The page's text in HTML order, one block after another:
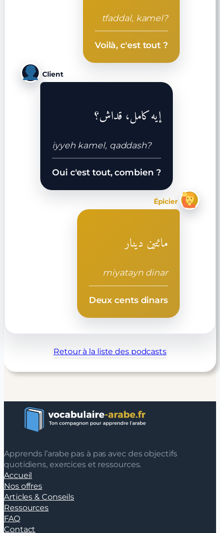
tfaddal, kamel?
Voilà, c'est tout ?
Client
إيه كامل، قداش؟
iyyeh kamel, qaddash?
Oui c'est tout, combien ?
Épicier
مائتين دينار
miyatayn dinar
Deux cents dinars
Retour à la liste des podcasts
Apprends l’arabe pas à pas avec des objectifs
quotidiens, exercices et ressources.
Accueil
Nos offres
Articles & Conseils
Ressources
FAQ
Contact